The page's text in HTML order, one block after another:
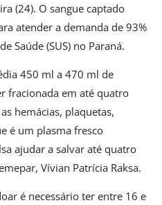
(24). O sangue captado
atender a demanda de 93%
Saúde (SUS) no Paraná.
450 ml a 470 ml de
fracionada em até quatro
hemácias, plaquetas,
é um plasma fresco
ajudar a salvar até quatro
Vívian Patrícia Raksa.
é necessário ter entre 16 e